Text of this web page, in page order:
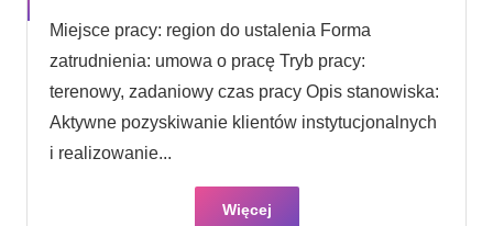
Miejsce pracy: region do ustalenia Forma
zatrudnienia: umowa o pracę Tryb pracy:
terenowy, zadaniowy czas pracy Opis stanowiska:
Aktywne pozyskiwanie klientów instytucjonalnych
i realizowanie...
Więcej